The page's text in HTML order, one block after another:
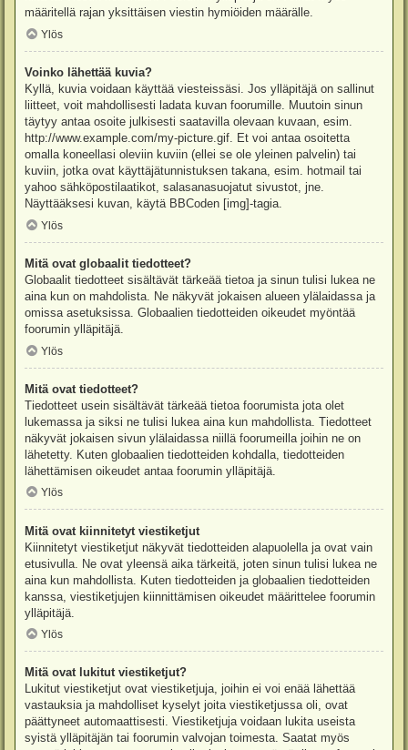
määritellä rajan yksittäisen viestin hymiöiden määrälle.
Ylös
Voinko lähettää kuvia?
Kyllä, kuvia voidaan käyttää viesteissäsi. Jos ylläpitäjä on sallinut
liitteet, voit mahdollisesti ladata kuvan foorumille. Muutoin sinun
täytyy antaa osoite julkisesti saatavilla olevaan kuvaan, esim.
http://www.example.com/my-picture.gif. Et voi antaa osoitetta
omalla koneellasi oleviin kuviin (ellei se ole yleinen palvelin) tai
kuviin, jotka ovat käyttäjätunnistuksen takana, esim. hotmail tai
yahoo sähköpostilaatikot, salasanasuojatut sivustot, jne.
Näyttääksesi kuvan, käytä BBCoden [img]-tagia.
Ylös
Mitä ovat globaalit tiedotteet?
Globaalit tiedotteet sisältävät tärkeää tietoa ja sinun tulisi lukea ne
aina kun on mahdolista. Ne näkyvät jokaisen alueen ylälaidassa ja
omissa asetuksissa. Globaalien tiedotteiden oikeudet myöntää
foorumin ylläpitäjä.
Ylös
Mitä ovat tiedotteet?
Tiedotteet usein sisältävät tärkeää tietoa foorumista jota olet
lukemassa ja siksi ne tulisi lukea aina kun mahdollista. Tiedotteet
näkyvät jokaisen sivun ylälaidassa niillä foorumeilla joihin ne on
lähetetty. Kuten globaalien tiedotteiden kohdalla, tiedotteiden
lähettämisen oikeudet antaa foorumin ylläpitäjä.
Ylös
Mitä ovat kiinnitetyt viestiketjut
Kiinnitetyt viestiketjut näkyvät tiedotteiden alapuolella ja ovat vain
etusivulla. Ne ovat yleensä aika tärkeitä, joten sinun tulisi lukea ne
aina kun mahdollista. Kuten tiedotteiden ja globaalien tiedotteiden
kanssa, viestiketjujen kiinnittämisen oikeudet määrittelee foorumin
ylläpitäjä.
Ylös
Mitä ovat lukitut viestiketjut?
Lukitut viestiketjut ovat viestiketjuja, joihin ei voi enää lähettää
vastauksia ja mahdolliset kyselyt joita viestiketjussa oli, ovat
päättyneet automaattisesti. Viestiketjuja voidaan lukita useista
syistä ylläpitäjän tai foorumin valvojan toimesta. Saatat myös